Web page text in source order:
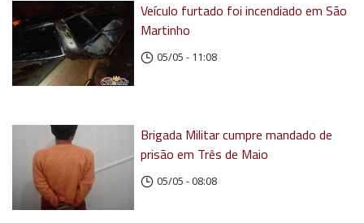
Veículo furtado foi incendiado em São
Martinho
05/05 - 11:08
Brigada Militar cumpre mandado de
prisão em Três de Maio
05/05 - 08:08